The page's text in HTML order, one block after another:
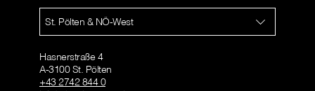
St. Pölten & NÖ-West
Hasnerstraße 4
A-3100 St. Pölten
+43 2742 844 0